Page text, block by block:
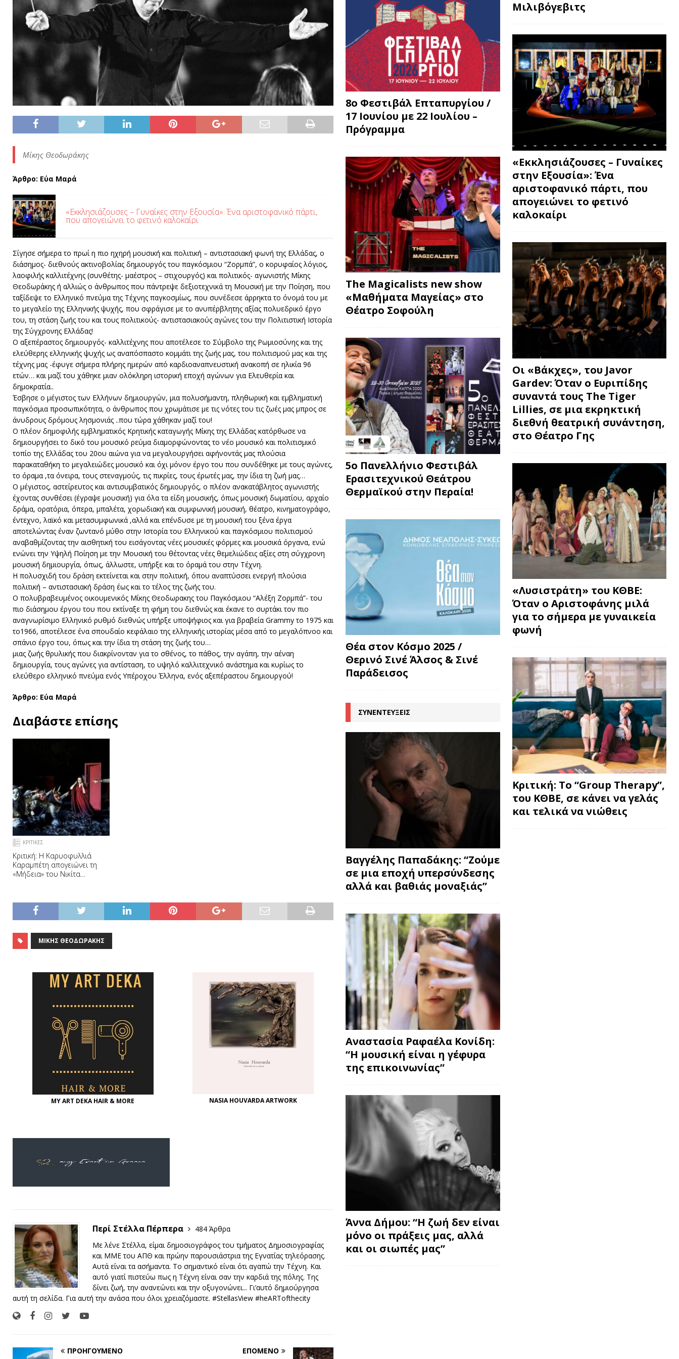
Μίκης Θεοδωράκης
Άρθρο: Εύα Μαρά
«Εκκλησιάζουσες – Γυναίκες στην Εξουσία»: Ένα αριστοφανικό πάρτι,
που απογειώνει το φετινό καλοκαίρι
Σίγησε σήμερα το πρωί η πιο ηχηρή μουσική και πολιτική – αντιστασιακή φωνή της Ελλάδας, ο
διάσημος- διεθνούς ακτινοβολίας δημιουργός του παγκόσμιου “Ζορμπά”, ο κορυφαίος λόγιος,
λαοφιλής καλλιτέχνης (συνθέτης- μαέστρος – στιχουργός) και πολιτικός- αγωνιστής Μίκης
Θεοδωράκης ή αλλιώς ο άνθρωπος που πάντρεψε δεξιοτεχνικά τη Μουσική με την Ποίηση, που
ταξίδεψε το Ελληνικό πνεύμα της Τέχνης παγκοσμίως, που συνέδεσε άρρηκτα το όνομά του με
το μεγαλείο της Ελληνικής ψυχής, που σφράγισε με το ανυπέρβλητης αξίας πολυεδρικό έργο
του, τη στάση ζωής του και τους πολιτικούς- αντιστασιακούς αγώνες του την Πολιτιστική Ιστορία
της Σύγχρονης Ελλάδας!
Ο αξεπέραστος δημιουργός- καλλιτέχνης που αποτέλεσε το Σύμβολο της Ρωμιοσύνης και της
ελεύθερης ελληνικής ψυχής ως αναπόσπαστο κομμάτι της ζωής μας, του πολιτισμού μας και της
τέχνης μας -έφυγε σήμερα πλήρης ημερών από καρδιοαναπνευστική ανακοπή σε ηλικία 96
ετών… και μαζί του χάθηκε μιαν ολόκληρη ιστορική εποχή αγώνων για Ελευθερία και
δημοκρατία..
Έσβησε ο μέγιστος των Ελλήνων δημιουργών, μια πολυσήμαντη, πληθωρική και εμβληματική
παγκόσμια προσωπικότητα, ο άνθρωπος που χρωμάτισε με τις νότες του τις ζωές μας μπρος σε
άνυδρους δρόμους λησμονιάς ..που τώρα χάθηκαν μαζί του!
Ο πλέον δημοφιλής εμβληματικός Κρητικής καταγωγής Μίκης της Ελλάδας κατόρθωσε να
δημιουργήσει το δικό του μουσικό ρεύμα διαμορφώνοντας το νέο μουσικό και πολιτισμικό
τοπίο της Ελλάδας του 20ου αιώνα για να μεγαλουργήσει αφήνοντάς μας πλούσια
παρακαταθήκη το μεγαλειώδες μουσικό και όχι μόνον έργο του που συνδέθηκε με τους αγώνες,
το όραμα ,τα όνειρα, τους στεναγμούς, τις πικρίες, τους έρωτές μας, την ίδια τη ζωή μας…
Ο μέγιστος, αστείρευτος και αντισυμβατικός δημιουργός, ο πλέον ανακατάβλητος αγωνιστής
έχοντας συνθέσει (έγραψε μουσική) για όλα τα είδη μουσικής, όπως μουσική δωματίου, αρχαίο
δράμα, ορατόρια, όπερα, μπαλέτα, χορωδιακή και συμφωνική μουσική, θέατρο, κινηματογράφο,
έντεχνο, λαϊκό και μετασυμφωνικά ,αλλά και επένδυσε με τη μουσική του ξένα έργα
αποτελώντας έναν ζωντανό μύθο στην Ιστορία του Ελληνικού και παγκόσμιου πολιτισμού
αναβαθμίζοντας την αισθητική του εισάγοντας νέες μουσικές φόρμες και μουσικά όργανα, ενώ
ενώνει την Υψηλή Ποίηση με την Μουσική του θέτοντας νέες θεμελιώδεις αξίες στη σύγχρονη
μουσική δημιουργία, όπως, άλλωστε, υπήρξε και το όραμά του στην Τέχνη.
Η πολυσχιδή του δράση εκτείνεται και στην πολιτική, όπου αναπτύσσει ενεργή πλούσια
πολιτική – αντιστασιακή δράση έως και το τέλος της ζωής του.
Ο πολυβραβευμένος οικουμενικός Μίκης Θεοδωρακης του Παγκόσμιου “Αλέξη Ζορμπά”- του
πιο διάσημου έργου του που εκτίναξε τη φήμη του διεθνώς και έκανε το συρτάκι τον πιο
αναγνωρίσιμο Ελληνικό ρυθμό διεθνώς υπήρξε υποψήφιος και για βραβεία Grammy το 1975 και
το1966, αποτέλεσε ένα σπουδαίο κεφάλαιο της ελληνικής ιστορίας μέσα από το μεγαλόπνοο και
σπάνιο έργο του, όπως και την ίδια τη στάση της ζωής του…
μιας ζωής θρυλικής που διακρίνονταν για το σθένος, το πάθος, την αγάπη, την αέναη
δημιουργία, τους αγώνες για αντίσταση, το υψηλό καλλιτεχνικό ανάστημα και κυρίως το
ελεύθερο ελληνικό πνεύμα ενός Υπέροχου Έλληνα, ενός αξεπέραστου δημιουργού!
Άρθρο: Εύα Μαρά
Διαβάστε επίσης
ΚΡΙΤΙΚΕΣ
Κριτική: Η Καρυοφυλλιά
Καραμπέτη απογειώνει τη
«Μήδεια» του Νικίτα
ΜΊΚΗΣ ΘΕΟΔΩΡΆΚΗΣ
MY ART DEKA HAIR & MORE NASIA HOUVARDA ARTWORK
Περί Στέλλα Πέρπερα
484 Άρθρα
Με λένε Στέλλα, είμαι δημοσιογράφος του τμήματος Δημοσιογραφίας
και ΜΜΕ του ΑΠΘ και πρώην παρουσιάστρια της Εγνατίας τηλεόρασης.
Αυτά είναι τα ασήμαντα. Το σημαντικό είναι ότι αγαπώ την Τέχνη. Και
αυτό γιατί πιστεύω πως η Τέχνη είναι σαν την καρδιά της πόλης. Της
δίνει ζωή, την ανανεώνει και την οξυγονώνει... Γι’αυτό δημιούργησα
αυτή τη σελίδα. Για αυτή την ανάσα που όλοι χρειαζόμαστε. #StellasView #heARTofthecity
ΠΡΟΗΓΟΎΜΕΝΟ ΕΠΌΜΕΝΟ
8o Φεστιβάλ Επταπυργίου /
17 Ιουνίου με 22 Ιουλίου –
Πρόγραμμα
The Magicalists new show
«Μαθήματα Μαγείας» στο
Θέατρο Σοφούλη
5ο Πανελλήνιο Φεστιβάλ
Ερασιτεχνικού Θεάτρου
Θερμαϊκού στην Περαία!
Θέα στον Κόσμο 2025 /
Θερινό Σινέ Άλσος & Σινέ
Παράδεισος
ΣΥΝΕΝΤΕΥΞΕΙΣ
Βαγγέλης Παπαδάκης: “Ζούμε
σε μια εποχή υπερσύνδεσης
αλλά και βαθιάς μοναξιάς”
Αναστασία Ραφαέλα Κονίδη:
“Η μουσική είναι η γέφυρα
της επικοινωνίας”
Άννα Δήμου: “Η ζωή δεν είναι
μόνο οι πράξεις μας, αλλά
και οι σιωπές μας”
Μιλιβόγεβιτς
«Εκκλησιάζουσες – Γυναίκες
στην Εξουσία»: Ένα
αριστοφανικό πάρτι, που
απογειώνει το φετινό
καλοκαίρι
Οι «Βάκχες», του Javor
Gardev: Όταν ο Ευριπίδης
συναντά τους The Tiger
Lillies, σε μια εκρηκτική
διεθνή θεατρική συνάντηση,
στο Θέατρο Γης
«Λυσιστράτη» του ΚΘΒΕ:
Όταν ο Αριστοφάνης μιλά
για το σήμερα με γυναικεία
φωνή
Κριτική: Το “Group Therapy”,
του ΚΘΒΕ, σε κάνει να γελάς
και τελικά να νιώθεις